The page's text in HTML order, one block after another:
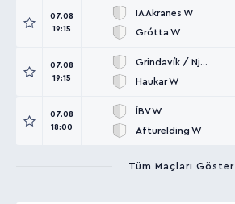
07.08
19:15
IA Akranes W
Grótta W
07.08
19:15
Grindavík / Njardvík W
Haukar W
07.08
18:00
ÍBV W
Afturelding W
Tüm Maçları Göster